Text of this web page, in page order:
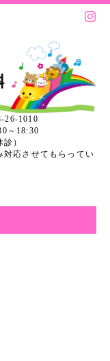
26-1010
～18:30
）
対応させてもらってい